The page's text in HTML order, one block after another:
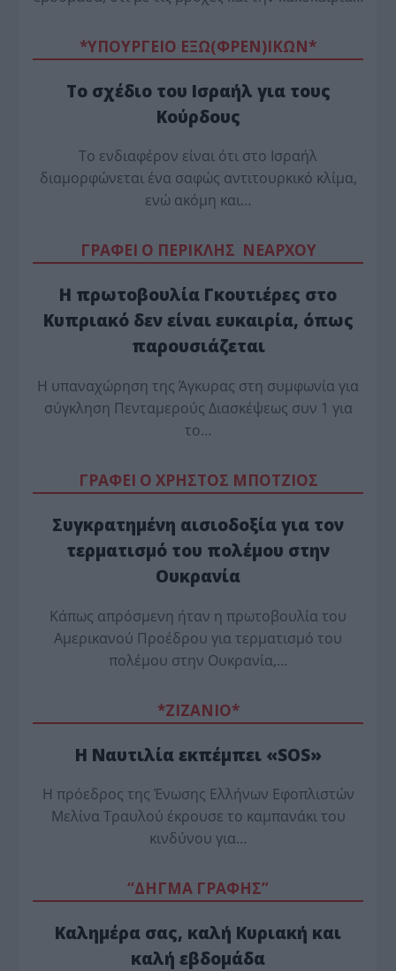
*ΥΠΟΥΡΓΕΙΟ ΕΞΩ(ΦΡΕΝ)ΙΚΩΝ*
Το σχέδιο του Ισραήλ για τους
Κούρδους
Το ενδιαφέρον είναι ότι στο Ισραήλ
διαμορφώνεται ένα σαφώς αντιτουρκικό κλίμα,
ενώ ακόμη και…
ΓΡΑΦΕΙ Ο ΠΕΡΙΚΛΗΣ ΝΕΑΡΧΟΥ
Η πρωτοβουλία Γκουτιέρες στο
Κυπριακό δεν είναι ευκαιρία, όπως
παρουσιάζεται
Η υπαναχώρηση της Άγκυρας στη συμφωνία για
σύγκληση Πενταμερούς Διασκέψεως συν 1 για
το…
ΓΡΑΦΕΙ Ο ΧΡΗΣΤΟΣ ΜΠΟΤΖΙΟΣ
Συγκρατημένη αισιοδοξία για τον
τερματισμό του πολέμου στην
Ουκρανία
Κάπως απρόσμενη ήταν η πρωτοβουλία του
Αμερικανού Προέδρου για τερματισμό του
πολέμου στην Ουκρανία,…
*ZΙΖΑΝΙΟ*
Η Ναυτιλία εκπέμπει «SOS»
Η πρόεδρος της Ένωσης Ελλήνων Εφοπλιστών
Μελίνα Τραυλού έ­κρουσε το καμπανάκι του
κινδύνου για…
“ΔΗΓΜΑ ΓΡΑΦΗΣ”
Καλημέρα σας, καλή Κυριακή και
καλή εβδομάδα